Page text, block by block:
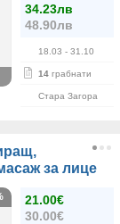
34.23лв
48.90лв
18.03 - 31.10
14 грабнати
Стара Загора
за лице
21.00€
30.00€